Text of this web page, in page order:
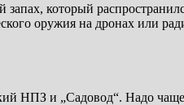
который
оружия на дронах или
НПЗ и „Садовод“. Надо